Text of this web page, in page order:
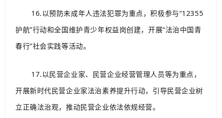
16.以预防未成年人违法犯罪为重点，积极参与“12355
护航”行动和全国维护青少年权益岗创建，开展“法治中国青
春行”社会实践等活动。
17.以民营企业家、民营企业经营管理人员等为重点，
开展新时代民营企业家法治素养提升行动，引导民营企业树
立正确法治观，推动民营企业依法依规经营。